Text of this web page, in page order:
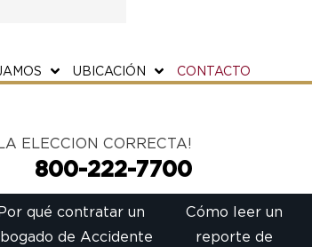
UBICACIÓN CONTACTO
LA ELECCION CORRECTA!
800-222-7700
Por qué contratar un
de Accidente
Cómo leer un
reporte de